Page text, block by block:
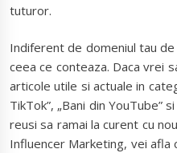
tuturor.
Indiferent de domeniul tau
ceea ce conteaza. Daca vrei
articole utile si actuale in
TikTok”, „Bani din YouTube”
reusi sa ramai la curent cu
Influencer Marketing, vei afla